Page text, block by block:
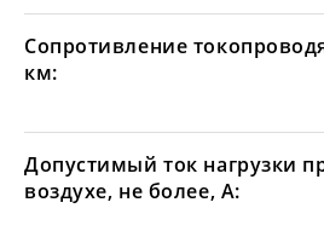
Сопротивление
км:
Допустимый ток нагрузки
воздухе, не более, А: